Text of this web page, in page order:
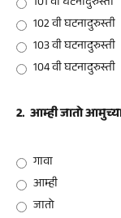
102 वी घटनादुरुस्ती
103 वी घटनादुरुस्ती
104 वी घटनादुरुस्ती
2. आम्ही जातो
गावा
आम्ही
जातो